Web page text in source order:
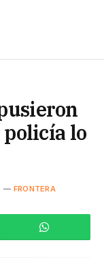
policía lo
FRONTERA